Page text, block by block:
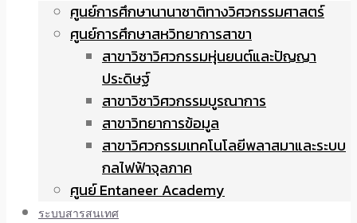
ศูนย์การศึกษานานาชาติทางวิศวกรรมศาสตร์
ศูนย์การศึกษาสหวิทยาการสาขา
สาขาวิชาวิศวกรรมหุ่นยนต์และปัญญา
ประดิษฐ์
สาขาวิชาวิศวกรรมบูรณาการ
สาขาวิทยาการข้อมูล
สาขาวิศวกรรมเทคโนโลยีพลาสมาและระบบ
กลไฟฟ้าจุลภาค
ศูนย์ Entaneer Academy
ระบบสารสนเทศ